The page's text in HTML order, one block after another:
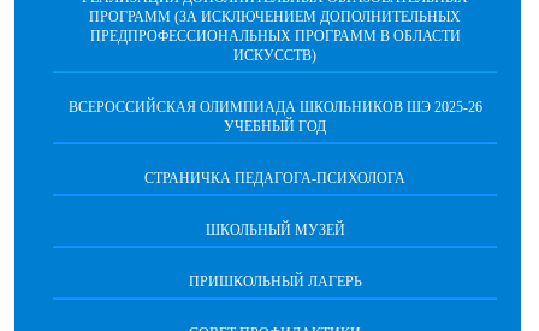
ПРОГРАММ (ЗА ИСКЛЮЧЕНИЕМ ДОПОЛНИТЕЛЬНЫХ
ПРЕДПРОФЕССИОНАЛЬНЫХ ПРОГРАММ В ОБЛАСТИ
ИСКУССТВ)
ВСЕРОССИЙСКАЯ ОЛИМПИАДА ШКОЛЬНИКОВ ШЭ 2025-26
УЧЕБНЫЙ ГОД
СТРАНИЧКА ПЕДАГОГА-ПСИХОЛОГА
ШКОЛЬНЫЙ МУЗЕЙ
ПРИШКОЛЬНЫЙ ЛАГЕРЬ